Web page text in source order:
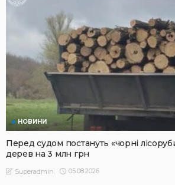
НОВИНИ
Перед судом постануть «чорні
дерев на 3 млн грн
Superadmin 05.08.2026